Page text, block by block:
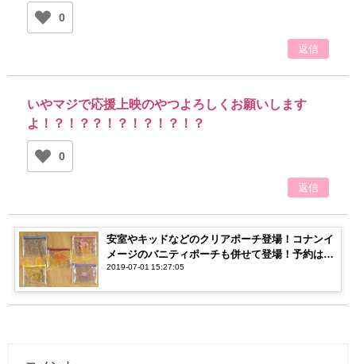
0
返信
いやマジで応援上映のやつよろしくお願いします
よ！？！？？！？！？！？！？
0
返信
安室やキッドなどのクリアポーチ登場！コナンイ
メージのバニティポーチも併せて登場！予約は7
月2日まで
2019-07-01 15:27:05